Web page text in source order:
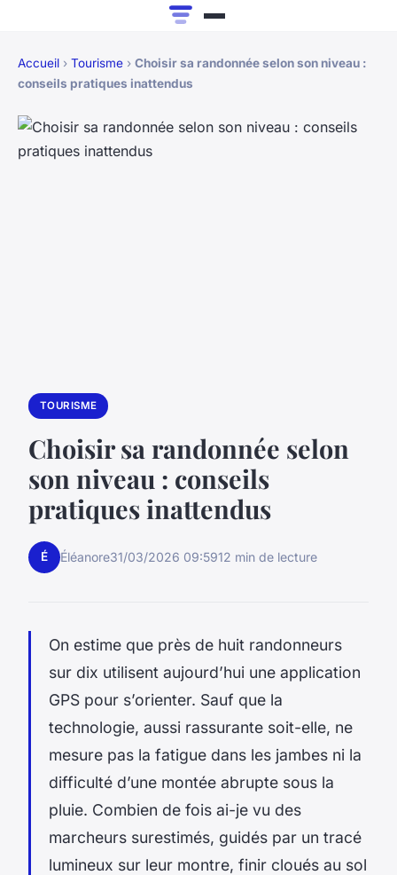
Accueil › Tourisme › Choisir sa randonnée selon son niveau :
conseils pratiques inattendus
TOURISME
Choisir sa randonnée selon
son niveau : conseils
pratiques inattendus
É Éléanore31/03/2026 09:5912 min de lecture
On estime que près de huit randonneurs
sur dix utilisent aujourd’hui une application
GPS pour s’orienter. Sauf que la
technologie, aussi rassurante soit-elle, ne
mesure pas la fatigue dans les jambes ni la
difficulté d’une montée abrupte sous la
pluie. Combien de fois ai-je vu des
marcheurs surestimés, guidés par un tracé
lumineux sur leur montre, finir cloués au sol